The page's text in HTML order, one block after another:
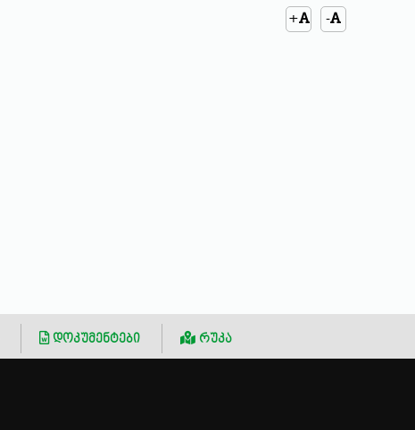
-
+
დოკუმენტები რუკა